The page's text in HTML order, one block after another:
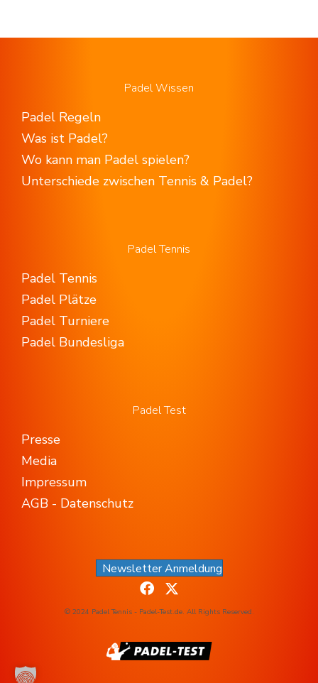
Padel Wissen
Padel Regeln
Was ist Padel?
Wo kann man Padel spielen?
Unterschiede zwischen Tennis & Padel?
Padel Tennis
Padel Tennis
Padel Plätze
Padel Turniere
Padel Bundesliga
Padel Test
Presse
Media
Impressum
AGB - Datenschutz
Newsletter Anmeldung
© 2024 Padel Tennis - Padel-Test.de. All Rights Reserved.